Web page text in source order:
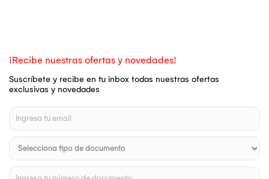
¡Recibe nuestras ofertas y novedades!
Suscríbete y recibe en tu inbox todas nuestras ofertas
exclusivas y novedades